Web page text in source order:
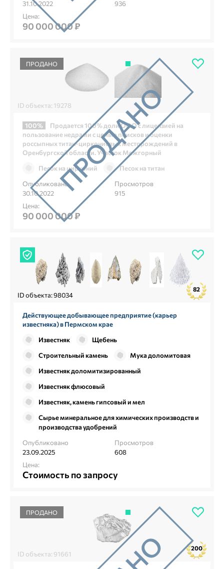
31.10.2022
936
Цена:
90 000 000 ₽
ПРОДАНО
ID объекта: 19278
100%
Продается 100% доли ООО с лицензией на
пользование недрами с целью поисков и оценки
россыпных титан-циркониевых месторождений в
Оренбургской области. Участок Межгорный
Песок на цирконий
Песок на титан
Опубликовано
30.10.2022
Просмотров
915
Цена:
90 000 000 ₽
ID объекта: 98034
82
Действующее добывающее предприятие (карьер
известняка) в Пермском крае
Известняк
Щебень
Строительный камень
Мука доломитовая
Известняк доломитизированный
Известняк флюсовый
Известняк, камень гипсовый и мел
Сырье минеральное для химических производств и
производства удобрений
Опубликовано
23.09.2025
Просмотров
608
Цена:
Стоимость по запросу
ПРОДАНО
ID объекта: 91661
200